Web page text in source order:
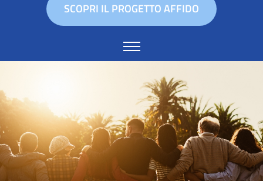
SCOPRI IL PROGETTO AFFIDO